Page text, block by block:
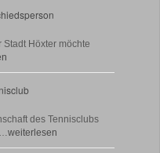
Stadt Höxter möchte
des Tennisclubs
…weiterlesen